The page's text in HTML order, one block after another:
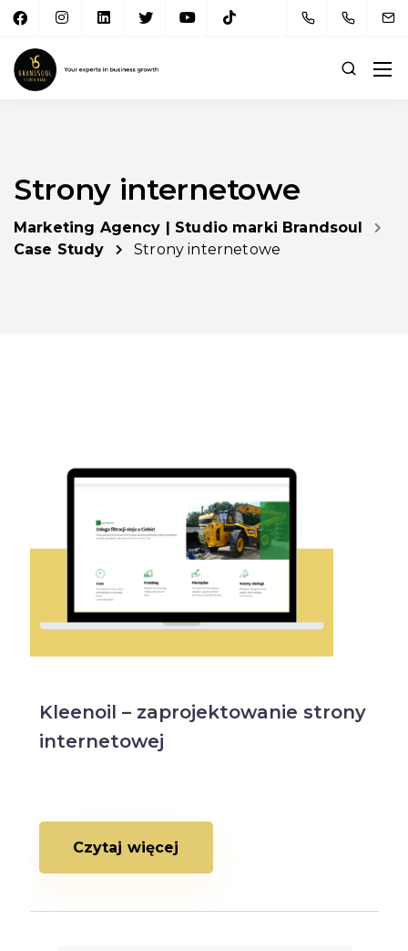
Strony internetowe
Marketing Agency | Studio marki Brandsoul
Case Study
Strony internetowe
Kleenoil – zaprojektowanie strony
internetowej
Czytaj więcej